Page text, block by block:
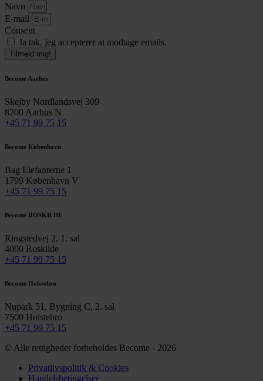
Navn
E-mail
Consent
Ja tak, jeg accepterer at modtage emails.
Tilmeld mig!
Become Aarhus
Skejby Nordlandsvej 309
8200 Aarhus N
+45 71 99 75 15
Become København
Bag Elefanterne 1
1799 København V
+45 71 99 75 15
Become ROSKILDE
Ringstedvej 2, 1. sal
4000 Roskilde
+45 71 99 75 15
Become Holstebro
Nupark 51, Bygning C, 2. sal
7500 Holstebro
+45 71 99 75 15
© Alle rettigheder forbeholdes Become - 2026
Privatlivspolitik & Cookies
Handelsbetingelser